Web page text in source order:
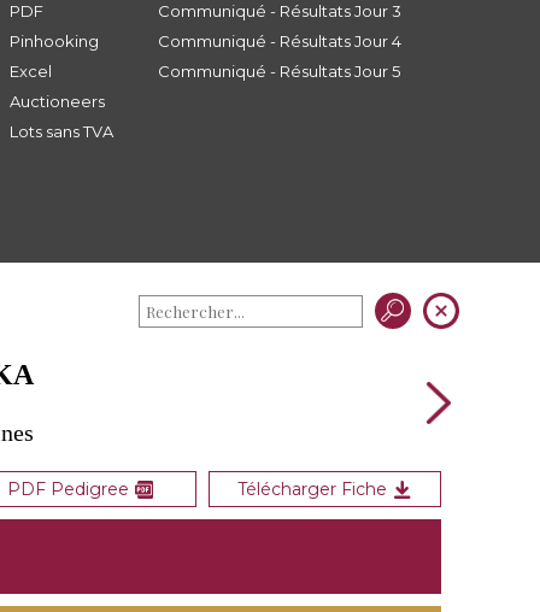
PDF
Pinhooking
Excel
Auctioneers
Lots sans TVA
Communiqué - Résultats Jour 3
Communiqué - Résultats Jour 4
Communiqué - Résultats Jour 5
PDF Pedigree Télécharger Fiche